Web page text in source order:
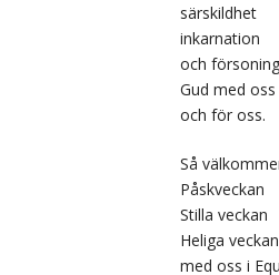
särskildhet
inkarnation
och
Gud med oss
och för oss.
Så
Påskveckan
Stilla veckan
Heliga veckan
med oss i